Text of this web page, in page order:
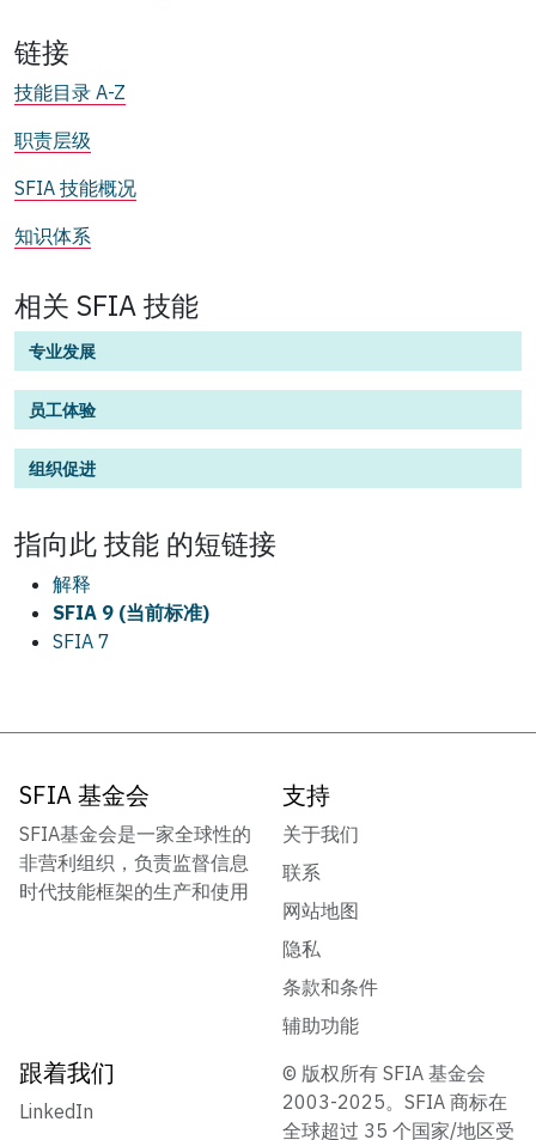
链接
技能目录 A-Z
职责层级
SFIA 技能概况
知识体系
相关 SFIA 技能
专业发展
员工体验
组织促进
指向此 技能 的短链接
解释
SFIA 9 (当前标准)
SFIA 7
SFIA 基金会
SFIA基金会是一家全球性的
非营利组织，负责监督信息
时代技能框架的生产和使用
支持
关于我们
联系
网站地图
隐私
条款和条件
辅助功能
跟着我们
LinkedIn
© 版权所有 SFIA 基金会
2003-2025。SFIA 商标在
全球超过 35 个国家/地区受